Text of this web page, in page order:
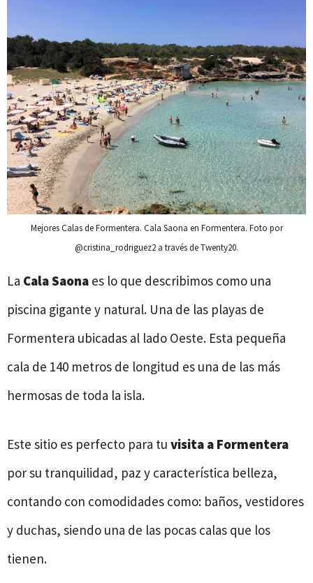
Mejores Calas de Formentera. Cala Saona en Formentera. Foto por
@cristina_rodriguez2 a través de Twenty20.
La Cala Saona es lo que describimos como una
piscina gigante y natural. Una de las playas de
Formentera ubicadas al lado Oeste. Esta pequeña
cala de 140 metros de longitud es una de las más
hermosas de toda la isla.
Este sitio es perfecto para tu visita a Formentera
por su tranquilidad, paz y característica belleza,
contando con comodidades como: baños, vestidores
y duchas, siendo una de las pocas calas que los
tienen.